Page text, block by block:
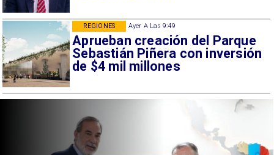
Ayer A Las 9:49
Aprueban creación del Parque
Sebastián Piñera con inversión
de $4 mil millones
REGIONES